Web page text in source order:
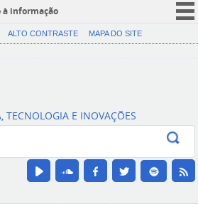
à informação
CORONAVÍRUS (COVID-19)
Canais
ALTO CONTRASTE MAPA DO SITE
TECNOLOGIA E INOVAÇÕES